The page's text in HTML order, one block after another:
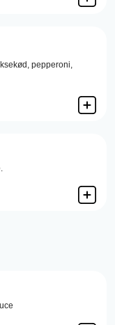
pepperoni,